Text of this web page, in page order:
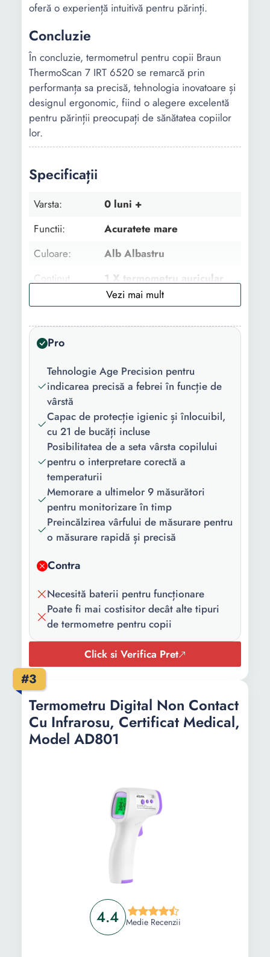
oferă o experiență intuitivă pentru părinți.
Concluzie
În concluzie, termometrul pentru copii Braun
ThermoScan 7 IRT 6520 se remarcă prin
performanța sa precisă, tehnologia inovatoare și
designul ergonomic, fiind o alegere excelentă
pentru părinții preocupați de sănătatea copiilor
lor.
Specificații
Varsta:
0 luni +
Functii:
Acuratete mare
Culoare:
Alb Albastru
Continut
1 X termometru auricular
Braun ThermoScan 7, 1 X
cutie de protectie cu loc de
depozitare igienica a
2 X baterii AA LR6 1,5
volti, 1 X termometru de
Tip:
De ureche
Timp de
masurare:
1 s
Interval de
masurare:
35-42 grade
Acuratete:
+/-0,2℃
necesare:
Lungime:
223 cm
Latime:
160 cm
Adancime:
67 cm
Greutate:
0.45 Kg
Pro
Tehnologie Age Precision pentru
indicarea precisă a febrei în funcție de
vârstă
Capac de protecție igienic și înlocuibil,
cu 21 de bucăți incluse
Posibilitatea de a seta vârsta copilului
pentru o interpretare corectă a
temperaturii
Memorare a ultimelor 9 măsurători
pentru monitorizare în timp
Preincălzirea vârfului de măsurare pentru
o măsurare rapidă și precisă
Contra
Necesită baterii pentru funcționare
Poate fi mai costisitor decât alte tipuri
de termometre pentru copii
Click si Verifica Pret
#3
4.4 Medie Recenzii
Termometru Digital Non Contact
Cu Infrarosu, Certificat Medical,
Model AD801